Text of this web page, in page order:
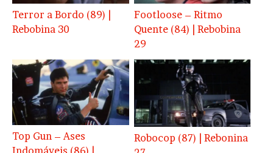
Terror a Bordo (89) |
Rebobina 30
Footloose – Ritmo
Quente (84) | Rebobina
29
Top Gun – Ases
Indomáveis (86) |
Robocop (87) | Rebonina